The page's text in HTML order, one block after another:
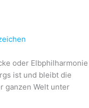
oder Elbphilharmonie
ist und bleibt die
ganzen Welt unter